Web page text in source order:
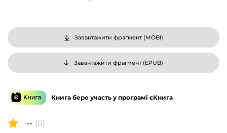
документів з уже не підконтрольного українській владі
Луганська. Головні персонажі — відомі читачам з
роману «Такий шалений рік». З ними — майданівські
побратими, які легко погоджуються на ризикові
операції і блискуче здійснюють їх. Незважаючи на
матеріалу передає тогочасний майданівський побут,
життя і настрої в містах, що контролюють бойовики.
Історія викладена доступною мовою, з легким гумором,
цікавими персонажами і блискучими описами.
Завантажити фрагмент (MOBI)
Завантажити фрагмент (EPUB)
Книга бере участь у програмі єКнига
-- (0)